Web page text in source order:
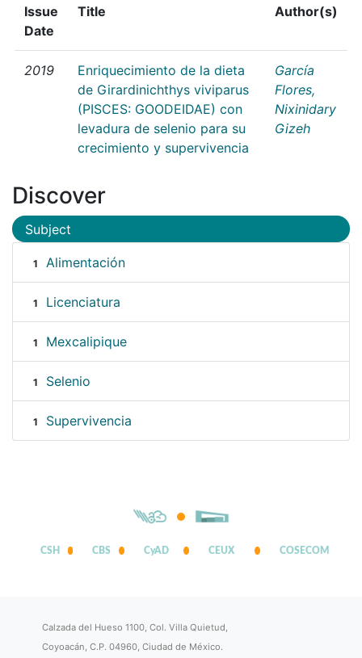
Issue
Date
Title Author(s)
2019
Enriquecimiento de la dieta
de Girardinichthys viviparus
(PISCES: GOODEIDAE) con
levadura de selenio para su
crecimiento y supervivencia
García
Flores,
Nixinidary
Gizeh
Discover
Subject
1 Alimentación
1 Licenciatura
1 Mexcalipique
1 Selenio
1 Supervivencia
CSH CBS CyAD CEUX COSECOM
Calzada del Hueso 1100, Col. Villa Quietud,
Coyoacán, C.P. 04960, Ciudad de México.